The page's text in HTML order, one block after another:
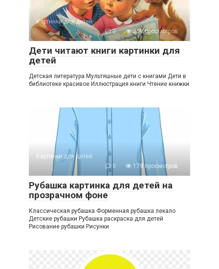
Картинки для детей
0
259 просмотров
Дети читают книги картинки для
детей
Детская литература Мультяшные дети с книгами Дети в
библиотеке красивое Иллюстрация книги Чтение книжки
Картинки для детей
0
178 просмотров
Рубашка картинка для детей на
прозрачном фоне
Классическая рубашка Форменная рубашка лекало
Детские рубашки Рубашка раскраска для детей
Рисование рубашки Рисунки